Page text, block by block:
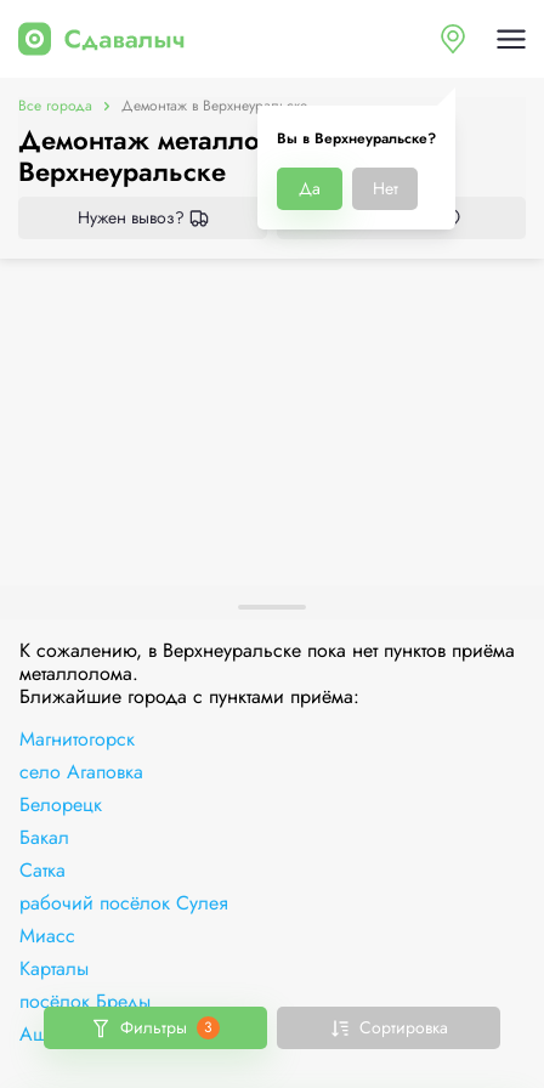
Вы в Верхнеуральске?
Да Нет
Все города Демонтаж в Верхнеуральске
Демонтаж металлоконструкций в
Верхнеуральске
Нужен вывоз? Все приёмки
К сожалению, в Верхнеуральске пока нет пунктов приёма
металлолома.
Ближайшие города с пунктами приёма:
Магнитогорск
село Агаповка
Белорецк
Бакал
Сатка
рабочий посёлок Сулея
Миасс
Карталы
посёлок Бреды
Аша
Фильтры 3 Сортировка